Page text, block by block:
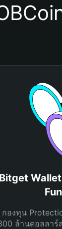
Bitget
กองทุน
ล้านดอลลาร์